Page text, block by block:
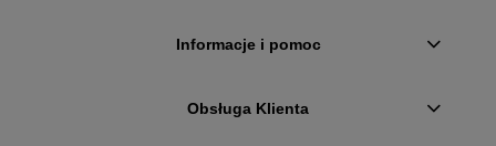
Informacje i pomoc
Obsługa Klienta